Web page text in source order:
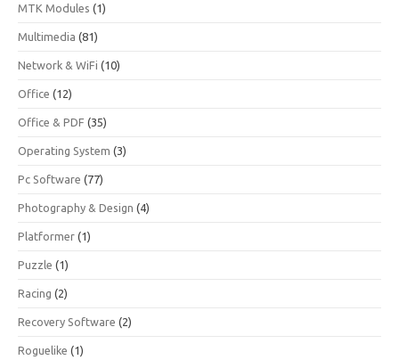
MTK Modules (1)
Multimedia (81)
Network & WiFi (10)
Office (12)
Office & PDF (35)
Operating System (3)
Pc Software (77)
Photography & Design (4)
Platformer (1)
Puzzle (1)
Racing (2)
Recovery Software (2)
Roguelike (1)